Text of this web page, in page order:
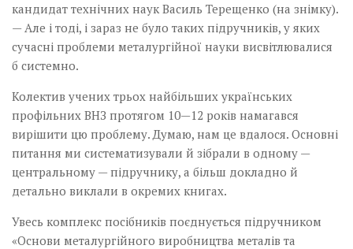
кандидат технічних наук Василь Терещенко­ (на знімку).
— Але і тоді, і зараз не було таких підручників, у яких
сучасні проблеми ме­талургійної науки висвітлювалися
б системно.
Колектив учених трьох найбільших українських
профільних ВНЗ протягом 10—12 років намагався
вирішити цю проблему. Думаю, нам це вдалося. Основні
питання ми систематизували й зібрали в одному —
центральному — підручнику, а більш докладно й
детально виклали в окремих книгах.
Увесь комплекс посібників поєднується підручником
«Основи металургійного виробництва металів та